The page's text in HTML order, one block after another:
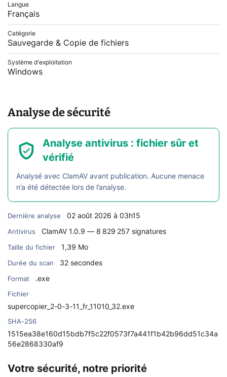
Langue
Français
Catégorie
Sauvegarde & Copie de fichiers
Système d'exploitation
Windows
Analyse de sécurité
Analyse antivirus : fichier sûr et
vérifié
Analysé avec ClamAV avant publication. Aucune menace
n’a été détectée lors de l’analyse.
Dernière analyse 02 août 2026 à 03h15
Antivirus ClamAV 1.0.9 — 8 829 257 signatures
Taille du fichier 1,39 Mo
Durée du scan 32 secondes
Format .exe
Fichier
supercopier_2-0-3-11_fr_11010_32.exe
SHA-256
1515ea38e160d15bdb7f5c22f0573f7a441f1b42b96dd51c34a
56e2868330af9
Votre sécurité, notre priorité